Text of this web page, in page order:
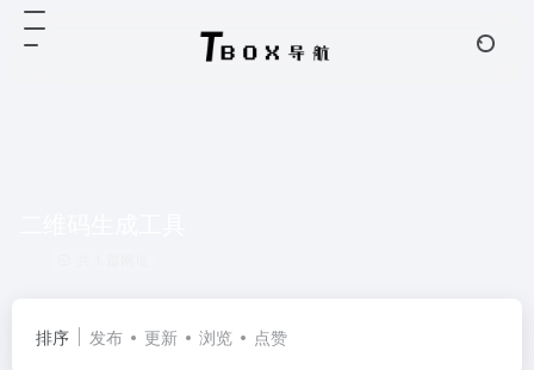
排序 发布 更新 浏览 点赞